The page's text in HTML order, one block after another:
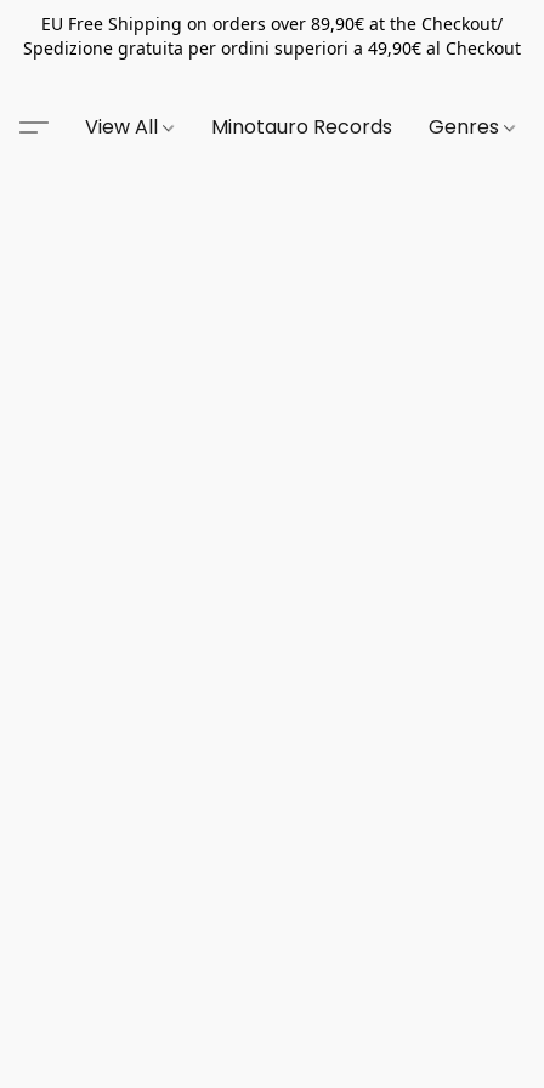
EU Free Shipping on orders over 89,90€ at the Checkout/
Spedizione gratuita per ordini superiori a 49,90€ al Checkout
View All Minotauro Records Genres